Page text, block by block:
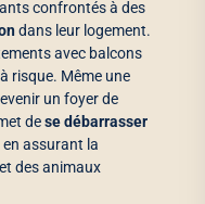
confrontés à des
dans leur logement.
avec balcons
risque. Même une
un foyer de
dese débarrasser
assurant la
des animaux